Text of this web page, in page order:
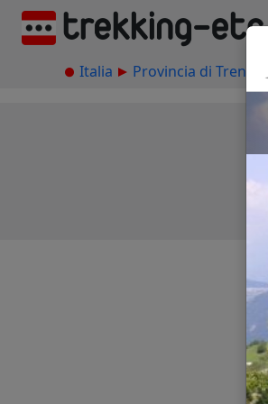
Italia Provincia di Trento